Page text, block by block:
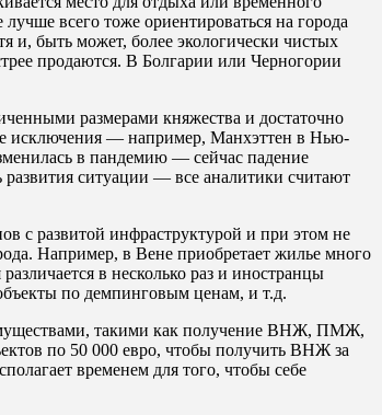
всего тоже ориентироваться на города
и, быть может, более экологически чистых
продаются. В Болгарии или Черногории
размерами княжества и достаточно
исключения — например, Манхэттен в Нью-
в пандемию — сейчас падение
развития ситуации — все аналитики считают
с развитой инфраструктурой и при этом не
Например, в Вене приобретает жилье много
в несколько раз и иностранцы
по демпинговым ценам, и т.д.
такими как получение ВНЖ, ПМЖ,
по 50 000 евро, чтобы получить ВНЖ за
временем для того, чтобы себе